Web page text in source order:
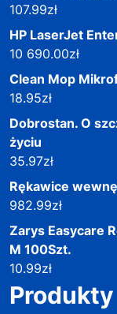
107.99zł
HP LaserJet
10 690.00zł
Clean Mop
18.95zł
Dobrostan. O
życiu
35.97zł
Rękawice
982.99zł
Zarys Easycare
M 100Szt.
10.99zł
Produkty